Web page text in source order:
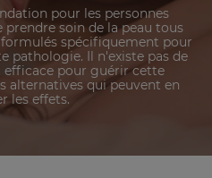
pour les personnes
soin de la peau tous
spécifiquement pour
pathologie. Il n'existe pas de
pour guérir cette
alternatives qui peuvent en
les effets.